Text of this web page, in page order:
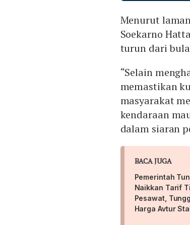
Menurut
Soekarno
turun dari
“Selain
memastikan
masyarakat
kendaraan
dalam siaran
BACA JUGA
Pemerintah
Naikkan Tarif
Pesawat,
Harga Avtur